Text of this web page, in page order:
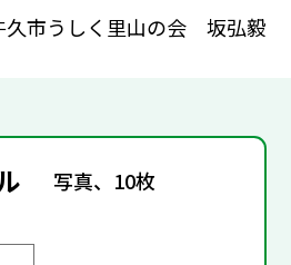
久市うしく里山の会 坂弘毅
写真、10枚